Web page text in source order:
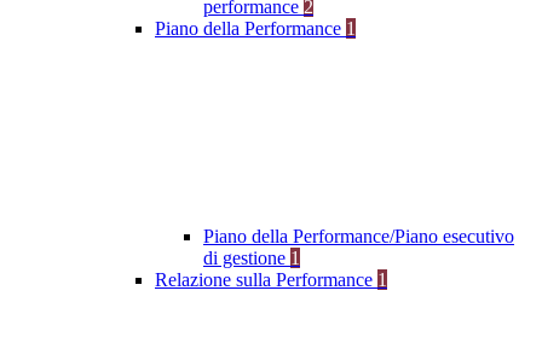
performance 2
Piano della Performance 1
Piano della Performance/Piano esecutivo
di gestione 1
Relazione sulla Performance 1